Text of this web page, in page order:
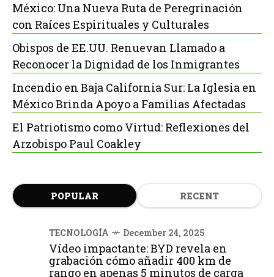
México: Una Nueva Ruta de Peregrinación
con Raíces Espirituales y Culturales
Obispos de EE.UU. Renuevan Llamado a
Reconocer la Dignidad de los Inmigrantes
Incendio en Baja California Sur: La Iglesia en
México Brinda Apoyo a Familias Afectadas
El Patriotismo como Virtud: Reflexiones del
Arzobispo Paul Coakley
POPULAR RECENT
TECNOLOGÍA December 24, 2025
Vídeo impactante: BYD revela en
grabación cómo añadir 400 km de
rango en apenas 5 minutos de carga